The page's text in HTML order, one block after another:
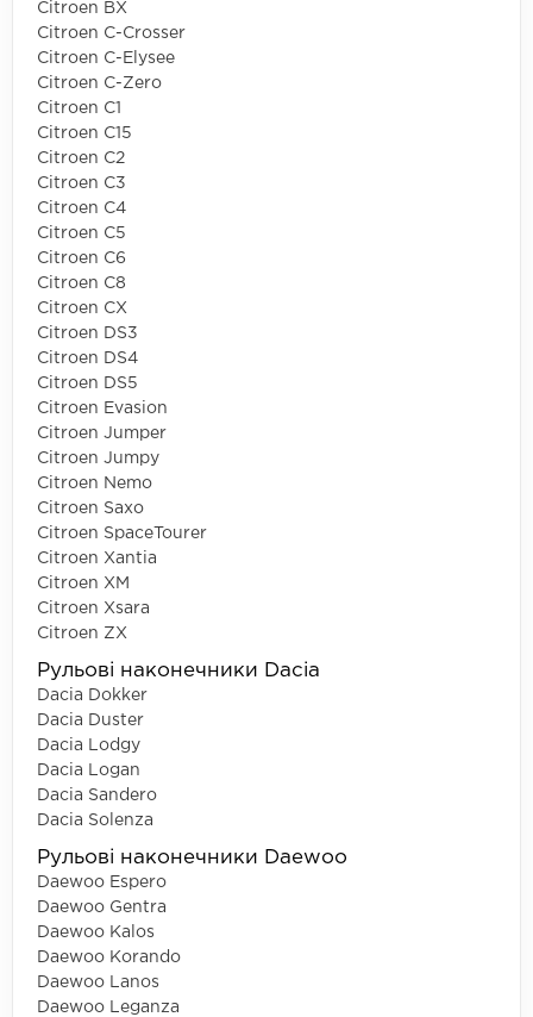
Citroen BX
Citroen C-Crosser
Citroen C-Elysee
Citroen C-Zero
Citroen C1
Citroen C15
Citroen C2
Citroen C3
Citroen C4
Citroen C5
Citroen C6
Citroen C8
Citroen CX
Citroen DS3
Citroen DS4
Citroen DS5
Citroen Evasion
Citroen Jumper
Citroen Jumpy
Citroen Nemo
Citroen Saxo
Citroen SpaceTourer
Citroen Xantia
Citroen XM
Citroen Xsara
Citroen ZX
Рульові наконечники Dacia
Dacia Dokker
Dacia Duster
Dacia Lodgy
Dacia Logan
Dacia Sandero
Dacia Solenza
Рульові наконечники Daewoo
Daewoo Espero
Daewoo Gentra
Daewoo Kalos
Daewoo Korando
Daewoo Lanos
Daewoo Leganza